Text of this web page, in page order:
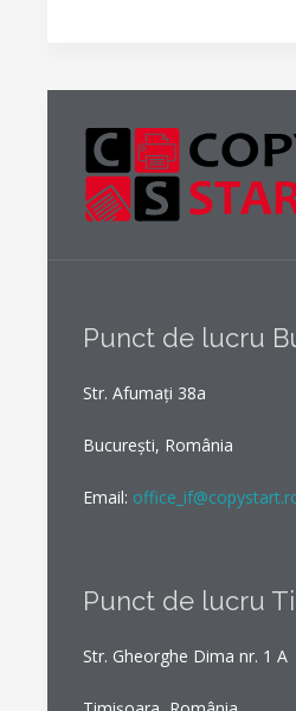
Punct de lucru
Str. Afumați 38a
București, România
Email:
Punct de lucru
Str. Gheorghe Dima nr. 1 A